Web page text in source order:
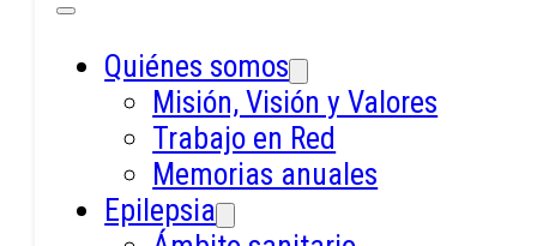
Quiénes somos
Misión, Visión y Valores
Trabajo en Red
Memorias anuales
Epilepsia
Taller para
y Sanar el Duelo